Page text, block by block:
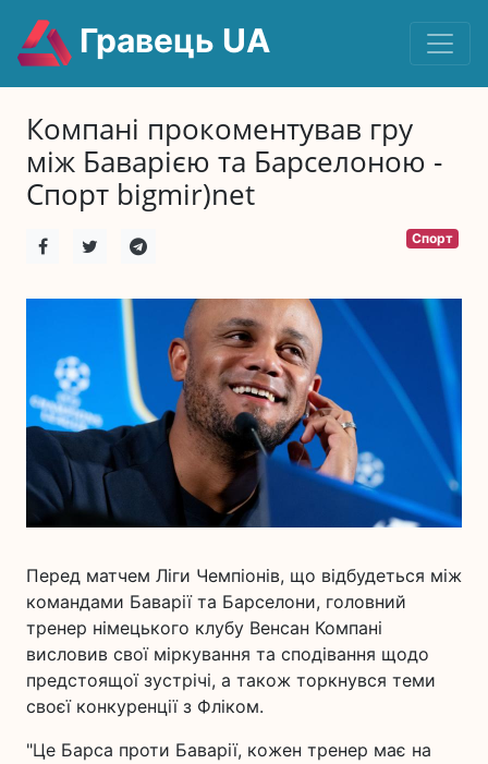
Гравець UA
Компані прокоментував гру
між Баварією та Барселоною -
Спорт bigmir)net
Спорт
Перед матчем Ліги Чемпіонів, що відбудеться між
командами Баварії та Барселони, головний
тренер німецького клубу Венсан Компані
висловив свої міркування та сподівання щодо
предстоящої зустрічі, а також торкнувся теми
своєї конкуренції з Фліком.
"Це Барса проти Баварії, кожен тренер має на